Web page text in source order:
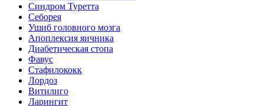
Синдром Туретта
Себорея
Ушиб головного мозга
Апоплексия яичника
Диабетическая стопа
Фавус
Стафилококк
Лордоз
Витилиго
Ларингит